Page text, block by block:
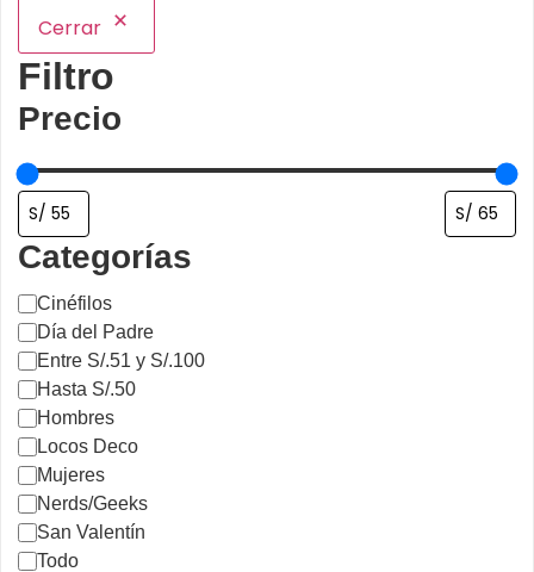
Cerrar
Filtro
Precio
Categorías
Cinéfilos
Día del Padre
Entre S/.51 y S/.100
Hasta S/.50
Hombres
Locos Deco
Mujeres
Nerds/Geeks
San Valentín
Todo